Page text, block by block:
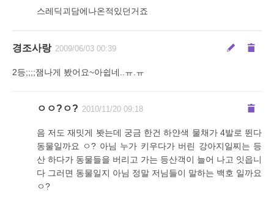
스레딕괴담에나온적있던거죠
경조사랑 2009/06/03 00:39
2등;;;;잼나게 봤어요~아쉽네..ㅠ.ㅠ
ㅇㅇ?ㅇ? 2010/11/20 09:18
음 저도 재밋게 봣는데 궁금 한건 하얀색 물채가 4발로 뛴다
동물일까요 ㅇ? 아님 누가 키우다가 버린 강아지일찌는 등
산 하다가 동물들을 버리고 가는 등산객이 늘어 나고 잇읍니
다 그러면 동물일지 아님 정말 저님들이 말하는 백호 일까요
ㅇ?